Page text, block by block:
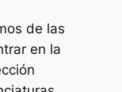
de las
en la